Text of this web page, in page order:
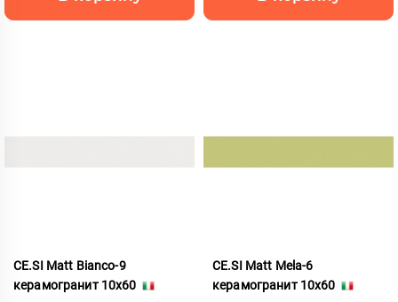
CE.SI Matt Bianco-9
керамогранит 10x60
CE.SI Matt Mela-6
керамогранит 10x60